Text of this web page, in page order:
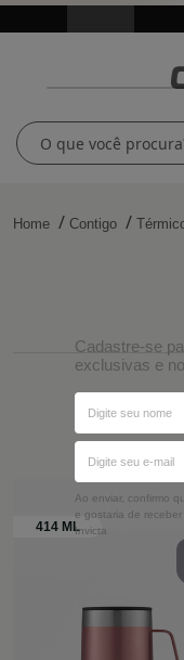
Home Contigo
Filtros
Cadastre-se
exclusivas e
Ao enviar, confirmo
e gostaria de
Invicta